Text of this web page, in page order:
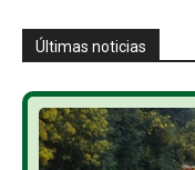
Últimas noticias